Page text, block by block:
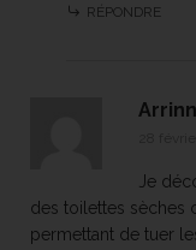
RÉPONDRE
Je
des toilettes sèches
permettant de tuer